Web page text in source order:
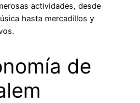
actividades, desde
hasta mercadillos y
de